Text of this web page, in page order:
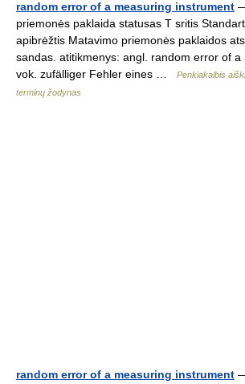
random error of a measuring instrument
priemonės paklaida statusas T sritis
apibrėžtis Matavimo priemonės paklaidos
sandas. atitikmenys: angl. random error of
vok. zufälliger Fehler eines …
Penkiakalbis
terminų žodynas
random error of a measuring instrument